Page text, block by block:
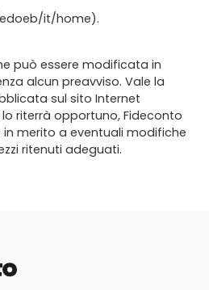
it/home).
può essere modificata in
alcun preavviso. Vale la
sul sito Internet
riterrà opportuno, Fideconto
merito a eventuali modifiche
ritenuti adeguati.